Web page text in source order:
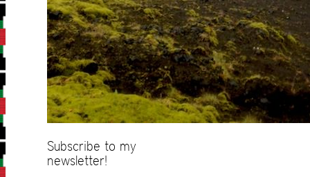
Subscribe to my
newsletter!